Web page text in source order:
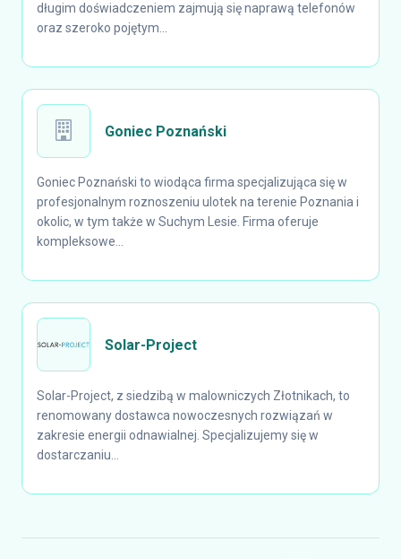
długim doświadczeniem zajmują się naprawą telefonów
oraz szeroko pojętym...
Goniec Poznański
Goniec Poznański to wiodąca firma specjalizująca się w
profesjonalnym roznoszeniu ulotek na terenie Poznania i
okolic, w tym także w Suchym Lesie. Firma oferuje
kompleksowe...
Solar-Project
Solar-Project, z siedzibą w malowniczych Złotnikach, to
renomowany dostawca nowoczesnych rozwiązań w
zakresie energii odnawialnej. Specjalizujemy się w
dostarczaniu...